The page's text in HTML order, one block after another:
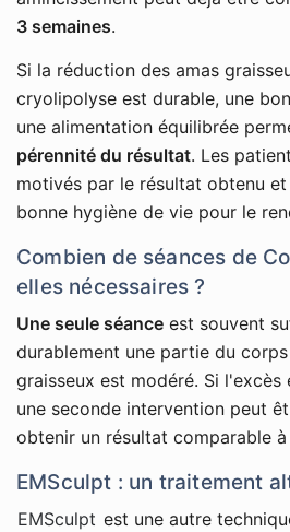
3 semaines.
Si la réduction des amas
cryolipolyse est durable, une
une alimentation équilibrée
pérennité du résultat. Les
motivés par le résultat obtenu
bonne hygiène de vie pour le
Combien de séances de
elles nécessaires ?
Une seule séance est souvent
durablement une partie du
graisseux est modéré. Si
une seconde intervention peut
obtenir un résultat comparable
EMSculpt : un traitement
EMSculpt est une autre